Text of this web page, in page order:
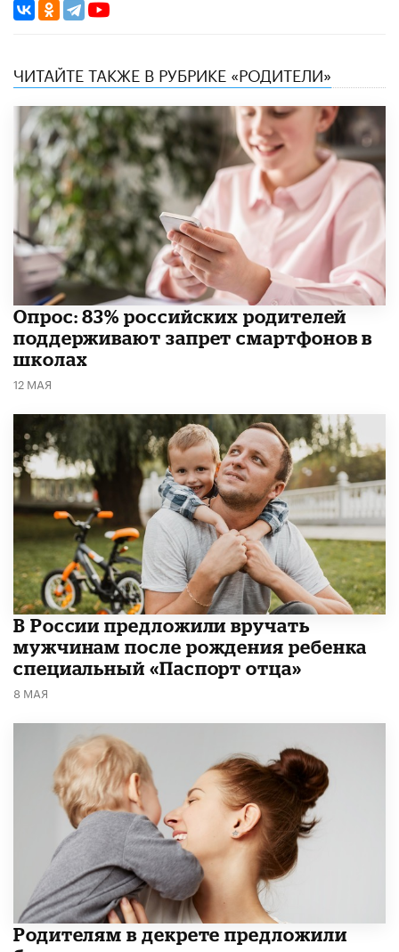
ЧИТАЙТЕ ТАКЖЕ В РУБРИКЕ «РОДИТЕЛИ»
Опрос: 83% российских родителей
поддерживают запрет смартфонов в
школах
12 МАЯ
В России предложили вручать
мужчинам после рождения ребенка
специальный «Паспорт отца»
8 МАЯ
Родителям в декрете предложили